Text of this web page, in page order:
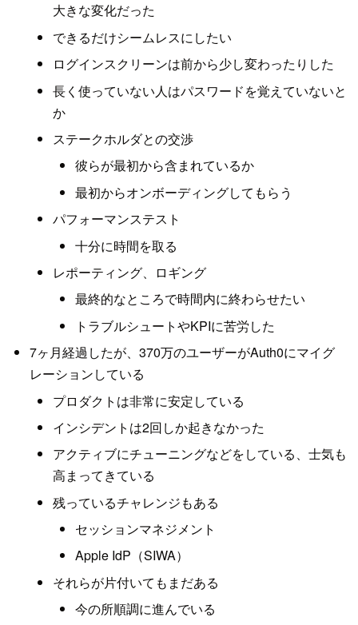
大きな変化だった
できるだけシームレスにしたい
ログインスクリーンは前から少し変わったりした
長く使っていない人はパスワードを覚えていないと
か
ステークホルダとの交渉
彼らが最初から含まれているか
最初からオンボーディングしてもらう
パフォーマンステスト
十分に時間を取る
レポーティング、ロギング
最終的なところで時間内に終わらせたい
トラブルシュートやKPIに苦労した
7ヶ月経過したが、370万のユーザーがAuth0にマイグ
レーションしている
プロダクトは非常に安定している
インシデントは2回しか起きなかった
アクティブにチューニングなどをしている、士気も
高まってきている
残っているチャレンジもある
セッションマネジメント
Apple IdP（SIWA）
それらが片付いてもまだある
今の所順調に進んでいる